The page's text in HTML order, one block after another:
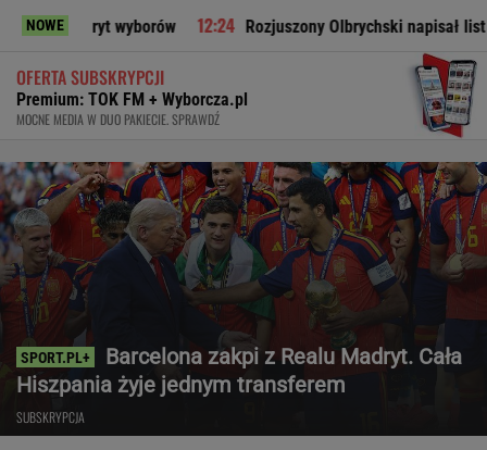
NOWE
wyborów Rozjuszony Olbrychski napisał list do Tuska.
OFERTA SUBSKRYPCJI
Premium: TOK FM + Wyborcza.pl
MOCNE MEDIA W DUO PAKIECIE. SPRAWDŹ
Barcelona zakpi z Realu Madryt. Cała
Hiszpania żyje jednym transferem
SUBSKRYPCJA